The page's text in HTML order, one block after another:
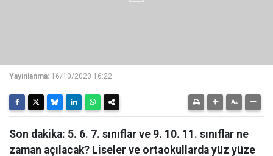
Yayınlanma: 16/10/2020 16:22
Son dakika: 5. 6. 7. sınıflar ve 9. 10. 11. sınıflar ne
zaman açılacak? Liseler ve ortaokullarda yüz yüze